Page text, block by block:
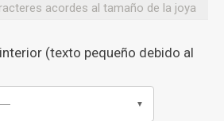
acordes al tamaño de la joya
(texto pequeño debido al
— ▼